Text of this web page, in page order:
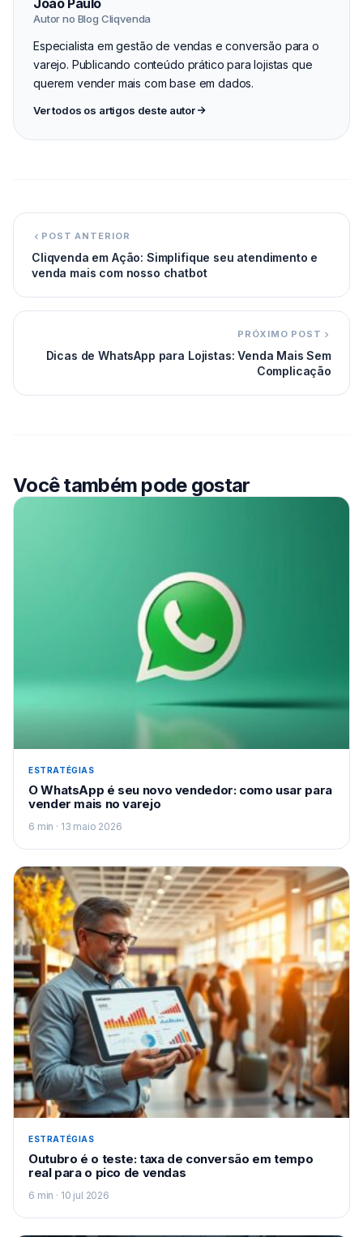
João Paulo
Autor no Blog Cliqvenda
Especialista em gestão de vendas e conversão para o
varejo. Publicando conteúdo prático para lojistas que
querem vender mais com base em dados.
Ver todos os artigos deste autor
POST ANTERIOR
Cliqvenda em Ação: Simplifique seu atendimento e
venda mais com nosso chatbot
PRÓXIMO POST
Dicas de WhatsApp para Lojistas: Venda Mais Sem
Complicação
Você também pode gostar
ESTRATÉGIAS
O WhatsApp é seu novo vendedor: como usar para
vender mais no varejo
6 min · 13 maio 2026
ESTRATÉGIAS
Outubro é o teste: taxa de conversão em tempo
real para o pico de vendas
6 min · 10 jul 2026